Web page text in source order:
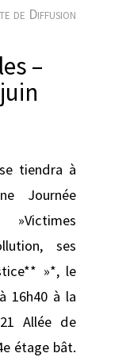
de Diffusion
–
tiendra à
Journée
ses
»*, le
16h40 à la
Allée de
étage bât.